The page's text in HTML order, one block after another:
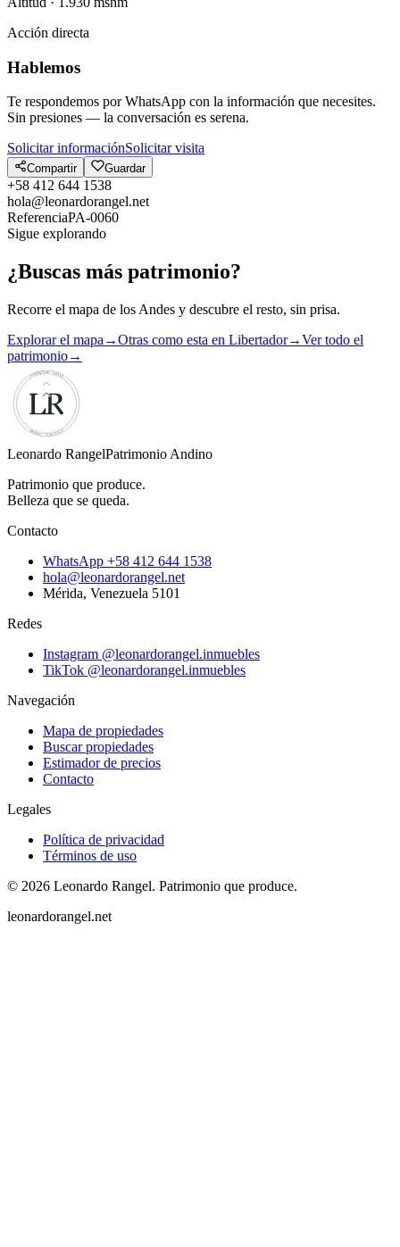
Acción directa
Hablemos
Te respondemos por WhatsApp con la información que necesites.
Sin presiones — la conversación es serena.
Solicitar informaciónSolicitar visita
Compartir Guardar
+58 412 644 1538
hola@leonardorangel.net
ReferenciaPA-0060
Sigue explorando
¿Buscas más patrimonio?
Recorre el mapa de los Andes y descubre el resto, sin prisa.
Explorar el mapa →Otras como esta en Libertador→Ver todo el
patrimonio→
Leonardo RangelPatrimonio Andino
Patrimonio que produce.
Belleza que se queda.
Contacto
WhatsApp +58 412 644 1538
hola@leonardorangel.net
Mérida, Venezuela 5101
Redes
Instagram @leonardorangel.inmuebles
TikTok @leonardorangel.inmuebles
Navegación
Mapa de propiedades
Buscar propiedades
Estimador de precios
Contacto
Legales
Política de privacidad
Términos de uso
© 2026 Leonardo Rangel. Patrimonio que produce.
leonardorangel.net